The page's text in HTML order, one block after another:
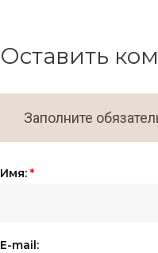
Оставить
Заполните
Имя: *
E-mail: